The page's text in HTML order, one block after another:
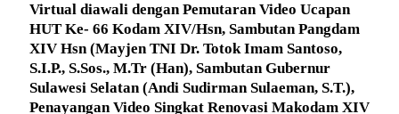
Virtual diawali dengan Pemutaran Video Ucapan
HUT Ke- 66 Kodam XIV/Hsn, Sambutan Pangdam
XIV Hsn (Mayjen TNI Dr. Totok Imam Santoso,
S.I.P., S.Sos., M.Tr (Han), Sambutan Gubernur
Sulawesi Selatan (Andi Sudirman Sulaeman, S.T.),
Penayangan Video Singkat Renovasi Makodam XIV